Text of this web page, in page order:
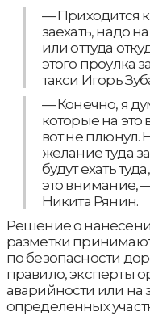
— Приходится
заехать, надо
или оттуда
этого проулка
такси Игорь
— Конечно, я
которые на это
вот не плюнул.
желание туда
будут ехать
это внимание,
Никита Рянин.
Решение о
разметки
по безопасности
правило, эксперты
аварийности или на
определенных